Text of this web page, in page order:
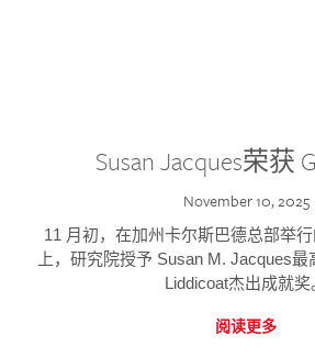
Susan Jacques荣获
November 10, 2025
11 月初，在加州卡尔斯巴德总部举
上，研究院授予 Susan M. Jacques
Liddicoat杰出成就奖
阅读更多